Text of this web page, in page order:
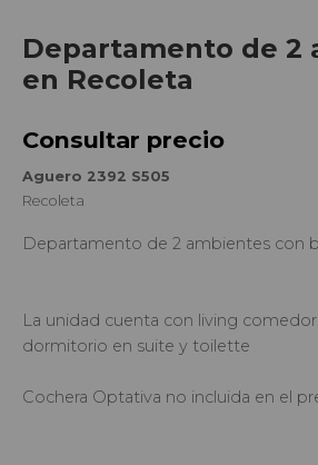
Departamento de 2
en Recoleta
Consultar precio
Aguero 2392 S505
Recoleta
Departamento de 2 ambientes con
La unidad cuenta con living
dormitorio en suite y toilette
Cochera Optativa no incluida en el